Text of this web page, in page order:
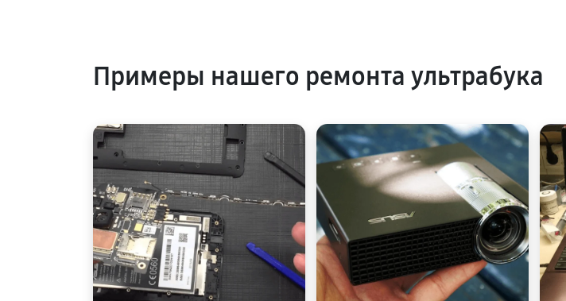
Примеры нашего ремонта ультрабука